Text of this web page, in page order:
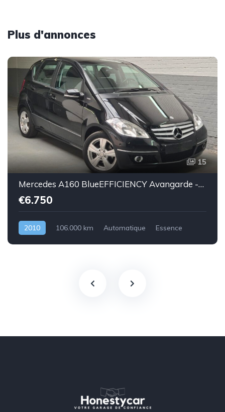
Plus d'annonces
15
Mercedes A160 BlueEFFICIENCY Avangarde -essence euro 5-2010-106.000km-Top état -Garantie
€6.750
2010 106.000 km Automatique Essence